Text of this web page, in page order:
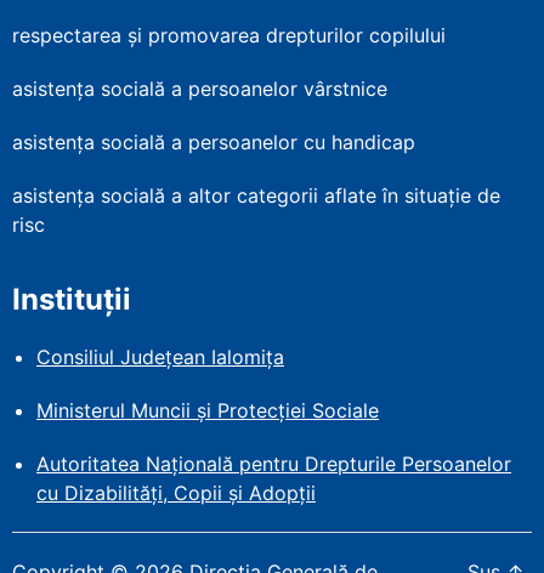
respectarea și promovarea drepturilor copilului
asistența socială a persoanelor vârstnice
asistența socială a persoanelor cu handicap
asistența socială a altor categorii aflate în situație de
risc
Instituții
Consiliul Județean Ialomița
Ministerul Muncii și Protecției Sociale
Autoritatea Națională pentru Drepturile Persoanelor
cu Dizabilități, Copii și Adopții